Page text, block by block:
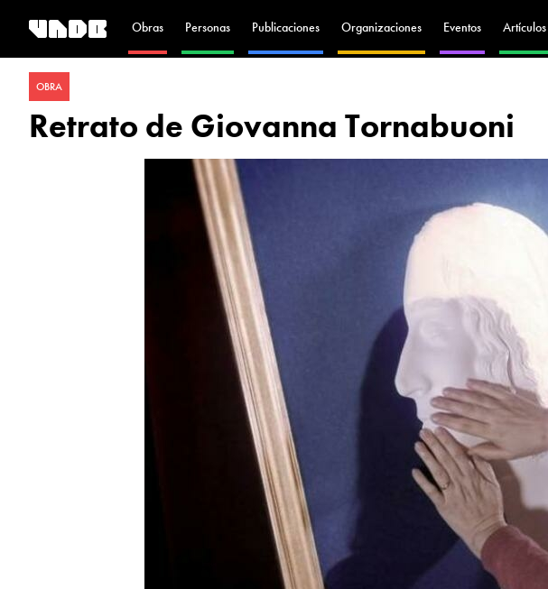
Obras Personas Publicaciones Organizaciones Eventos Artículos
OBRA
Retrato de Giovanna Tornabuoni